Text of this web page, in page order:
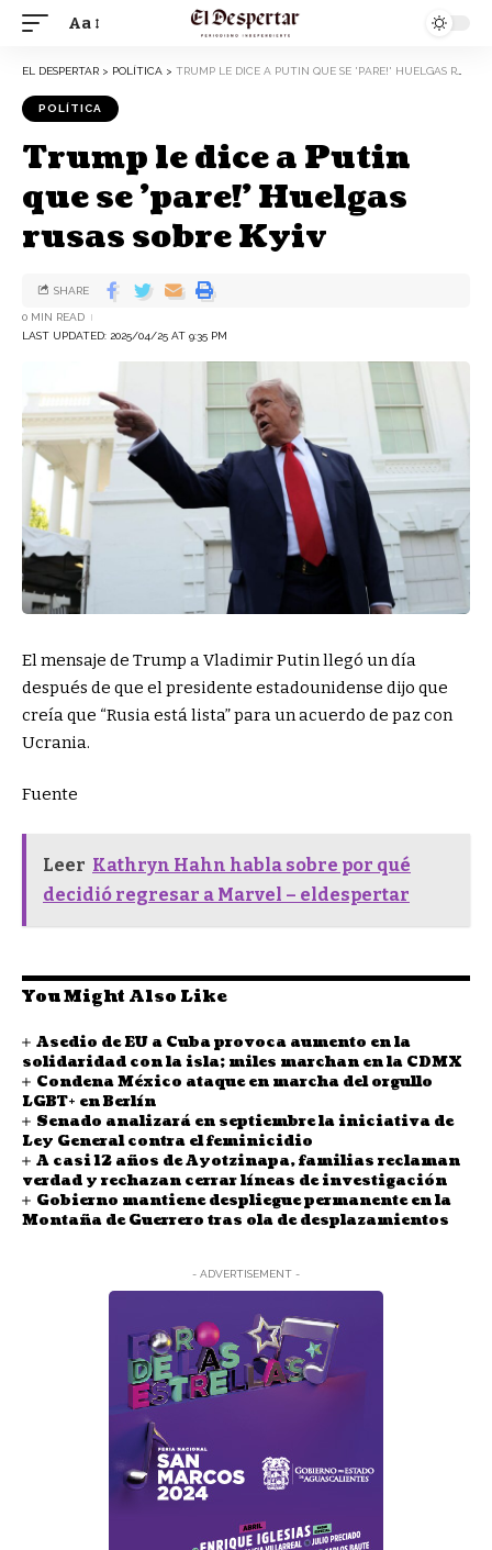
Aa
EL DESPERTAR > POLÍTICA > TRUMP LE DICE A PUTIN QUE SE 'PARE!' HUELGAS RUSAS SOBRE KYIV
POLÍTICA
Trump le dice a Putin
que se 'pare!' Huelgas
rusas sobre Kyiv
LAST UPDATED: 2025/04/25 AT 9:35 PM
0 MIN READ
SHARE
El mensaje de Trump a Vladimir Putin llegó un día
después de que el presidente estadounidense dijo que
creía que “Rusia está lista” para un acuerdo de paz con
Ucrania.
Fuente
Leer Kathryn Hahn habla sobre por qué
decidió regresar a Marvel – eldespertar
You Might Also Like
Asedio de EU a Cuba provoca aumento en la
solidaridad con la isla; miles marchan en la CDMX
Condena México ataque en marcha del orgullo
LGBT+ en Berlín
Senado analizará en septiembre la iniciativa de
Ley General contra el feminicidio
A casi 12 años de Ayotzinapa, familias reclaman
verdad y rechazan cerrar líneas de investigación
Gobierno mantiene despliegue permanente en la
Montaña de Guerrero tras ola de desplazamientos
- ADVERTISEMENT -